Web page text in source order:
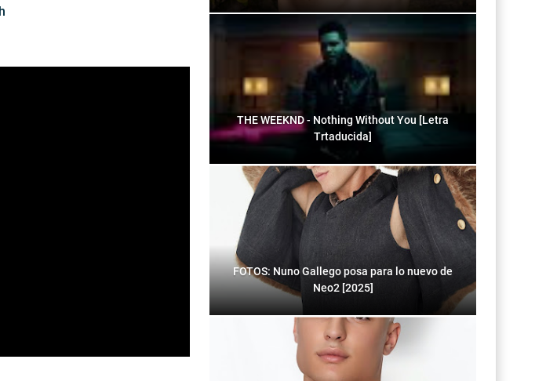
THE WEEKND - Nothing Without You [Letra
Trtaducida]
FOTOS: Nuno Gallego posa para lo nuevo de
Neo2 [2025]